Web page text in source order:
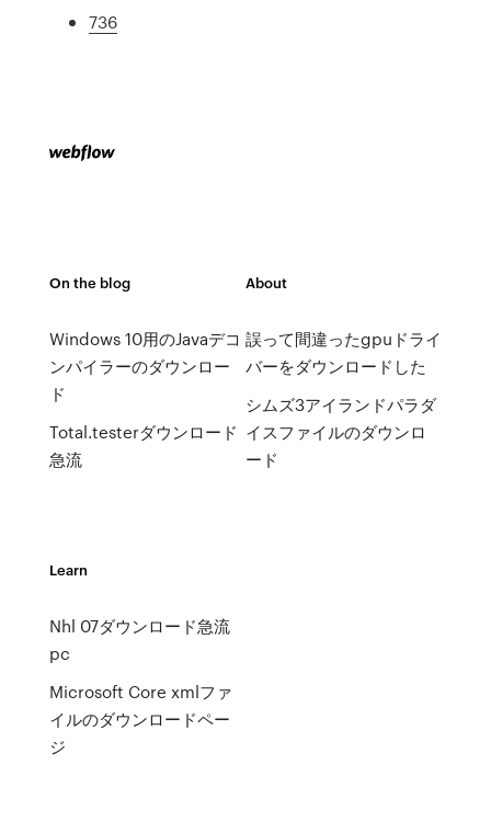
736
On the blog
Windows 10用のJavaデコ
ンパイラーのダウンロー
ド
Total.testerダウンロード
急流
About
誤って間違ったgpuドライ
バーをダウンロードした
シムズ3アイランドパラダ
イスファイルのダウンロ
ード
Learn
Nhl 07ダウンロード急流
pc
Microsoft Core xmlファ
イルのダウンロードペー
ジ